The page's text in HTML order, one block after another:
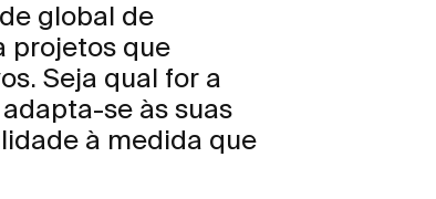
global de
projetos que
Seja qual for a
se às suas
à medida que